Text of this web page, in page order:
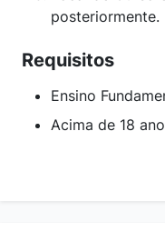
posteriormente.
Requisitos
Ensino
Acima de 18